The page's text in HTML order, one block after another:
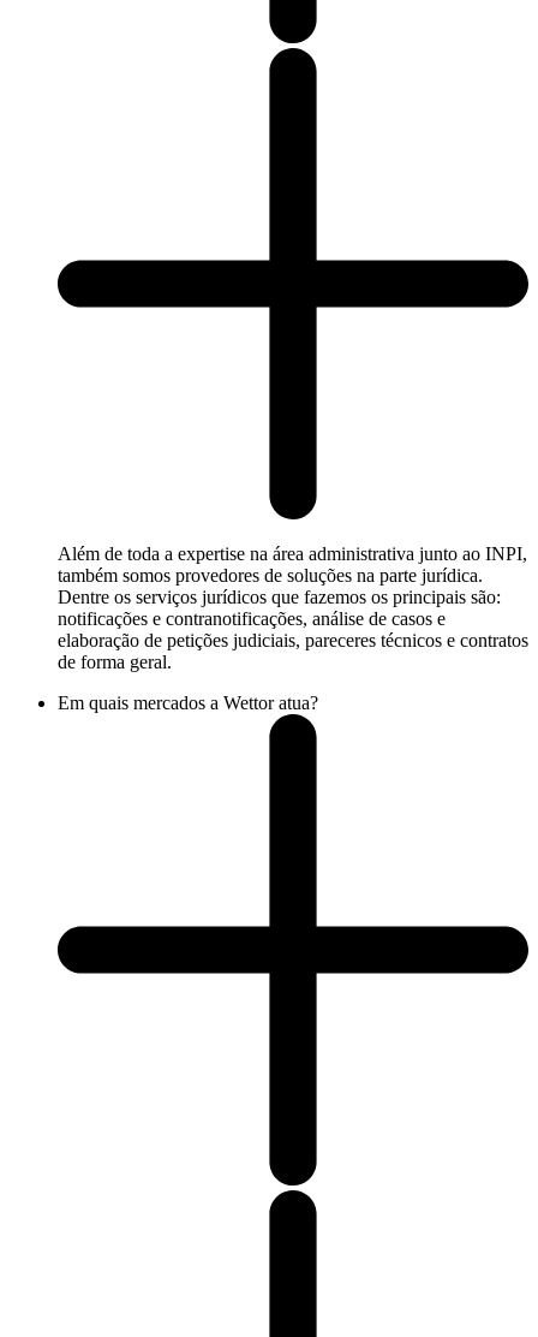
Além de toda a expertise na área administrativa junto ao INPI,
também somos provedores de soluções na parte jurídica.
Dentre os serviços jurídicos que fazemos os principais são:
notificações e contranotificações, análise de casos e
elaboração de petições judiciais, pareceres técnicos e contratos
de forma geral.
Em quais mercados a Wettor atua?